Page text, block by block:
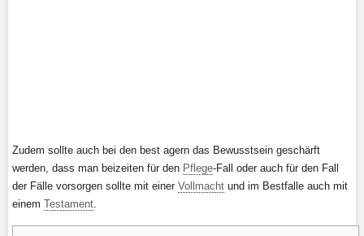
Zudem sollte auch bei den best agern das Bewusstsein geschärft
werden, dass man beizeiten für den Pflege-Fall oder auch für den Fall
der Fälle vorsorgen sollte mit einer Vollmacht und im Bestfalle auch mit
einem Testament.